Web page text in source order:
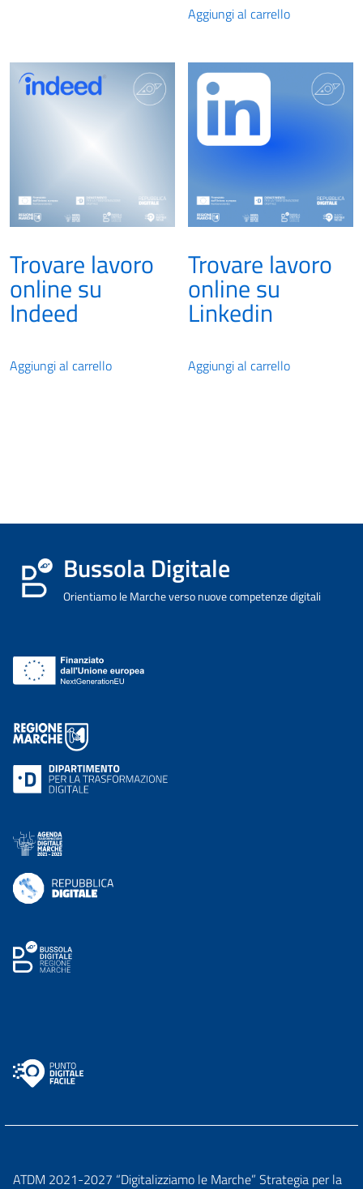
Aggiungi al carrello
Trovare lavoro
online su
Indeed
Aggiungi al carrello
Trovare lavoro
online su
Linkedin
Aggiungi al carrello
Bussola Digitale
Orientiamo le Marche verso nuove competenze digitali
ATDM 2021-2027 “Digitalizziamo le Marche” Strategia per la